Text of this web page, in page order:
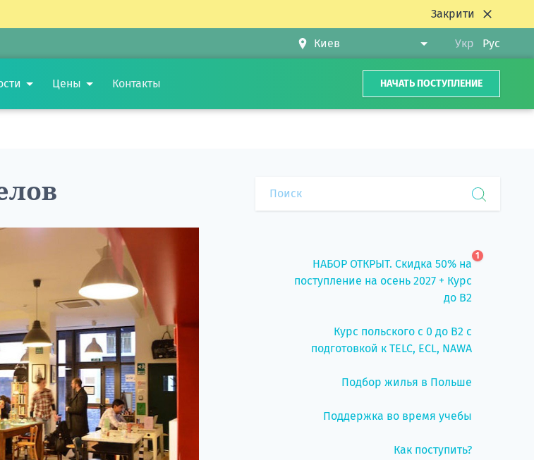
Закрити
Укр Рус
Цены Контакты НАЧАТЬ ПОСТУПЛЕНИЕ
НАБОР ОТКРЫТ. Скидка 50% на
поступление на осень 2027 + Курс
до B2
1
Курс польского с 0 до B2 с
подготовкой к TELC, ECL, NAWA
Подбор жилья в Польше
Поддержка во время учебы
Как поступить?